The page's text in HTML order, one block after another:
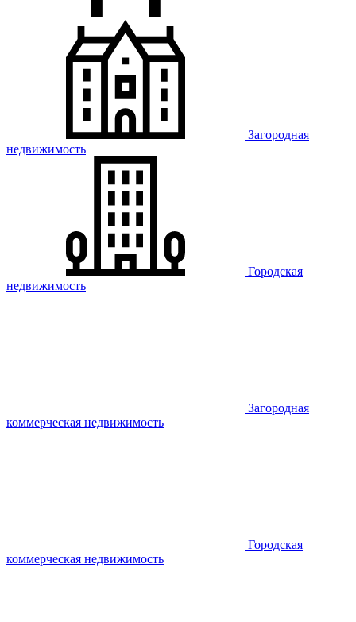
Загородная
недвижимость
Городская
недвижимость
Загородная
коммерческая недвижимость
Городская
коммерческая недвижимость